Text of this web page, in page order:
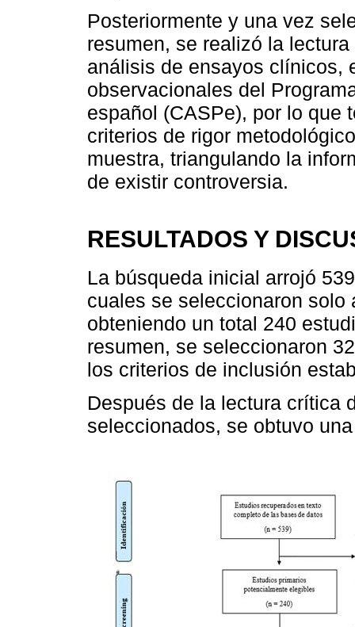
Posteriormente y una vez
resumen, se realizó la
análisis de ensayos clínicos,
observacionales del
español (CASPe), por lo que
criterios de rigor
muestra, triangulando la
de existir controversia.
RESULTADOS Y
La búsqueda inicial arrojó
cuales se seleccionaron
obteniendo un total 240
resumen, se seleccionaron
los criterios de inclusión
Después de la lectura crítica
seleccionados, se obtuvo